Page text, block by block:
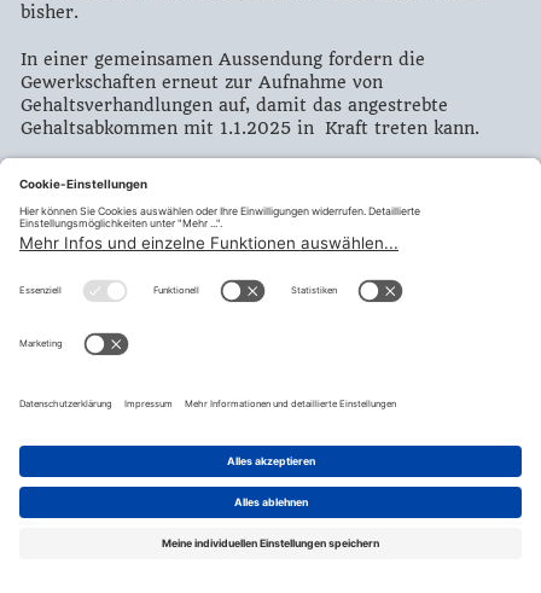
bisher.
In einer gemeinsamen Aussendung fordern die
Gewerkschaften erneut zur Aufnahme von
Gehaltsverhandlungen auf, damit das angestrebte
Gehaltsabkommen mit 1.1.2025 in Kraft treten kann.
Hier findest du die gesamte Presseaussendung
Drucken
Datenschutzerklärung
Datenschutzeinstellugen